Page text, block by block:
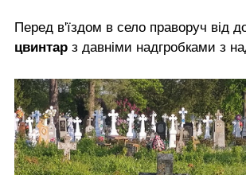
Перед в'їздом в село праворуч від
цвинтар з давніми надгробками з